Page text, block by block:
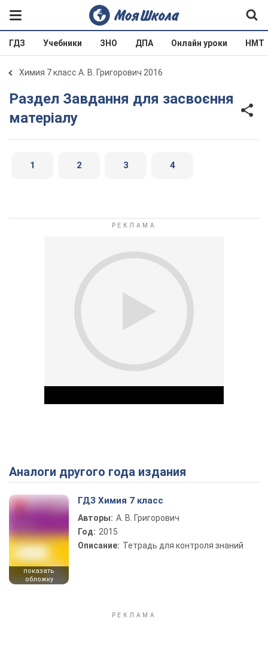
ГДЗ Учебники ЗНО ДПА Онлайн уроки НМТ
Химия 7 класс А. В. Григорович 2016
Раздел Завдання для засвоєння
матеріалу
1 2 3 4
Play Video
Аналоги другого года издания
показать
обложку
ГДЗ Химия 7 класс
Авторы: А. В. Григорович
Год: 2015
Описание: Тетрадь для контроля знаний